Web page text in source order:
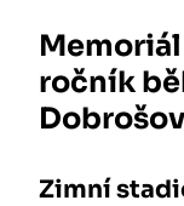
ročník
Dobrošov
Zimní